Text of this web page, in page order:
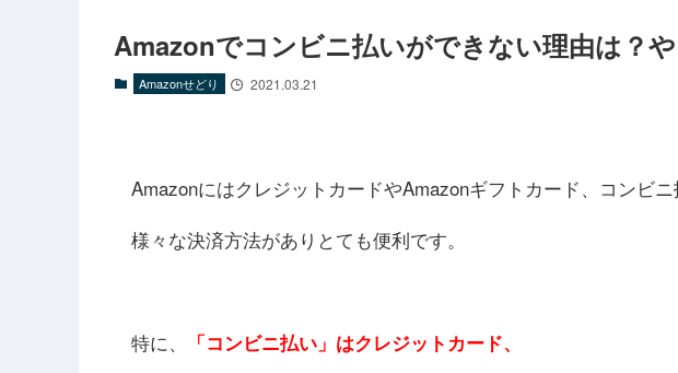
Amazonでコンビニ払いができない理由は？
Amazonせどり 2021.03.21
AmazonにはクレジットカードやAmazonギフトカード、コンビニ
様々な決済方法がありとても便利です。
特に、
「コンビニ払い」はクレジットカード、